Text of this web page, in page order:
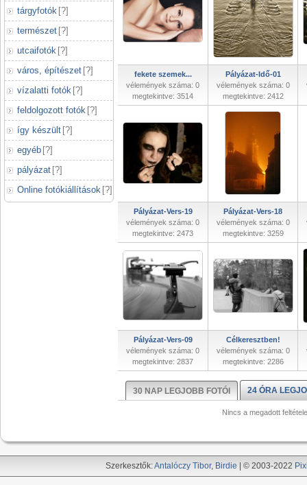
tárgyfotók [?]
természet [?]
utcaifotók [?]
város, építészet [?]
vízalatti fotók [?]
feldolgozott fotók [?]
így készült [?]
egyéb [?]
pályázat [?]
Online fotókiállítások [?]
fekete szemek...
vélemények száma: 0
megtekintve: 3514
Pályázat-Idő-01
vélemények száma: 0
megtekintve: 2412
Pályázat-Vers-19
vélemények száma: 0
megtekintve: 2473
Pályázat-Vers-18
vélemények száma: 0
megtekintve: 3259
Pályázat-Vers-09
vélemények száma: 0
megtekintve: 2837
Célkeresztben!
vélemények száma: 0
megtekintve: 2286
30 NAP LEGJOBB FOTÓI 24 ÓRA
Nincs a megadott
Szerkesztők:Antalóczy Tibor, Birdie | © 2003-2022